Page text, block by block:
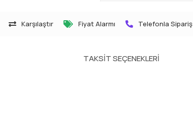
Karşılaştır Fiyat Alarmı Telefonla Sipariş
TAKSIT SEÇENEKLERI